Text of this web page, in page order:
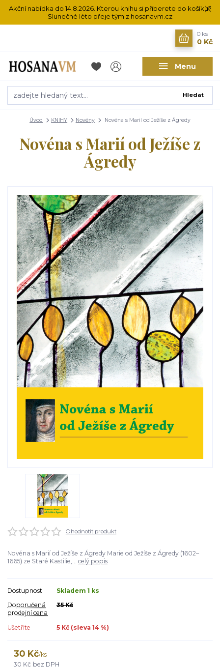
Akční nabídka do 14.8.2026. Kterou knihu si přiberete do košíku?
Slunečné léto přeje tým z hosanavm.cz
Menu
Hledat
0 ks
0 Kč
Úvod KNIHY Novény Novéna s Marií od Ježíše z Ágredy
Novéna s Marií od Ježíše z
Ágredy
Ohodnotit produkt
Novéna s Marií od Ježíše z Ágredy Marie od Ježíše z Ágredy (1602–
1665) ze Staré Kastilie,... celý popis
Dostupnost
Skladem 1 ks
Doporučená
prodejní cena
35 Kč
Ušetříte 5 Kč (sleva 14 %)
30 Kč/ks
30 Kč bez DPH